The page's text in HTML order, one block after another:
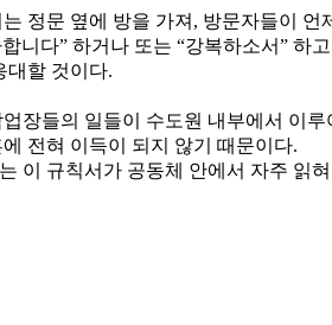
정문 옆에 방을 가져, 방문자들이
니다” 하거나 또는 “강복하소서” 하
대할 것이다.
장들의 일들이 수도원 내부에서 이
전혀 이득이 되지 않기 때문이다.
이 규칙서가 공동체 안에서 자주 읽